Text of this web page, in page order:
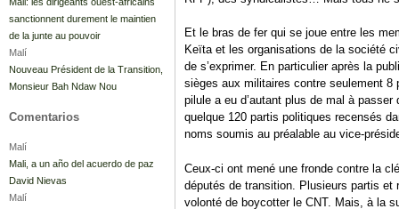
Et le bras de fer qui se joue entre les
Keïta et les organisations de la société
de s’exprimer. En particulier après la
sièges aux militaires contre seulement 8
pilule a eu d’autant plus de mal à
quelque 120 partis politiques recensés
noms soumis au préalable au vice-
Ceux-ci ont mené une fronde contre la
députés de transition. Plusieurs partis et
volonté de boycotter le CNT. Mais, à la
sanctionnent durement le maintien
de la junte au pouvoir
Malí
Nouveau Président de la Transition,
Monsieur Bah Ndaw Nou
Comentarios
Malí
Mali, a un año del acuerdo de paz
David Nievas
Malí